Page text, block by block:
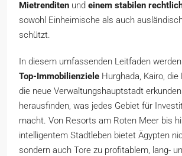
Mietrenditen und einem stabilen
sowohl Einheimische als auch
schützt.
In diesem umfassenden Leitfaden
Top-Immobilienziele Hurghada, Kairo,
die neue Verwaltungshauptstadt
herausfinden, was jedes Gebiet für
macht. Von Resorts am Roten Meer bis
intelligentem Stadtleben bietet Ägypten
sondern auch Tore zu profitablem, lang-